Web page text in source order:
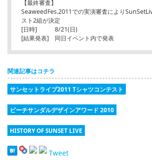
【最終審査】
SeaweedFes.2011での実演審査により
スト2組が決定
[日時] 8/21(日)
[結果発表] 同日イベント内で発表
関連記事はコチラ
サンセットライブ2011 Tシャツコンテスト
ビーチサンダルデザインアワード 2010
HISTORY OF SUNSET LIVE
Tweet